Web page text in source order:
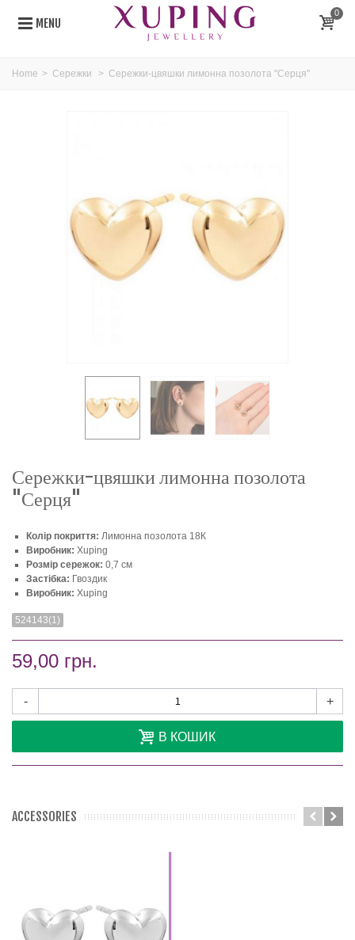
MENU
0
Home > Сережки > Сережки-цвяшки лимонна позолота "Серця"
Сережки-цвяшки лимонна позолота
"Серця"
Колір покриття: Лимонна позолота 18К
Виробник: Xuping
Розмір сережок: 0,7 см
Застібка: Гвоздик
Виробник: Xuping
524143(1)
59,00 грн.
- +
В КОШИК
ACCESSORIES